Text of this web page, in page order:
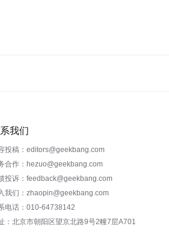
我们
投稿：editors@geekbang.com
合作：hezuo@geekbang.com
投诉：feedback@geekbang.com
我们：zhaopin@geekbang.com
电话：010-64738142
：北京市朝阳区望京北路9号2幢7层A701